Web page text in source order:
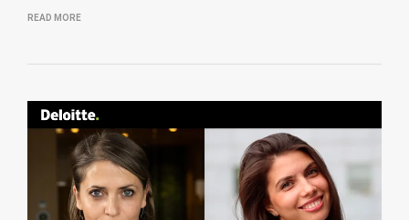
READ MORE